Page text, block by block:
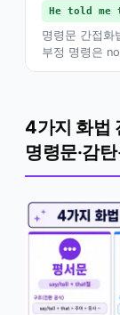
He told me
명령문 간접
부정 명령은
4가지 화법
명령문·감